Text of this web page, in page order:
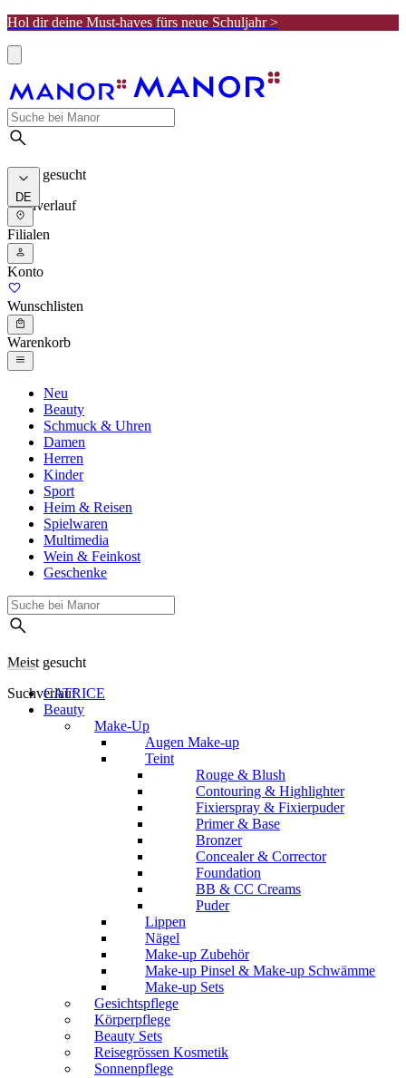
Hol dir deine Must-haves fürs neue Schuljahr >
Meist gesucht
Suchverlauf
DE
Filialen
Konto
Wunschlisten
Warenkorb
Neu
Beauty
Schmuck & Uhren
Damen
Herren
Kinder
Sport
Heim & Reisen
Spielwaren
Multimedia
Wein & Feinkost
Geschenke
Meist gesucht
Suchverlauf
CATRICE
Beauty
Make-Up
Augen Make-up
Teint
Rouge & Blush
Contouring & Highlighter
Fixierspray & Fixierpuder
Primer & Base
Bronzer
Concealer & Corrector
Foundation
BB & CC Creams
Puder
Lippen
Nägel
Make-up Zubehör
Make-up Pinsel & Make-up Schwämme
Make-up Sets
Gesichtspflege
Körperpflege
Beauty Sets
Reisegrössen Kosmetik
Sonnenpflege